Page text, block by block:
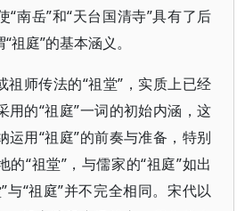
“南岳”和“天台国清寺”具有了后
祖庭”的基本涵义。
祖师传法的“祖堂”，实质上已经
用的“祖庭”一词的初始内涵，这
运用“祖庭”的前奏与准备，特别
的“祖堂”，与儒家的“祖庭”如出
与“祖庭”并不完全相同。宋代以